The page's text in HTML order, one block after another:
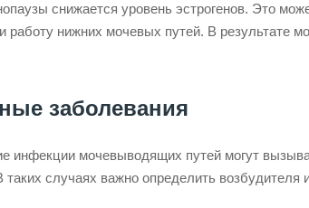
снижается уровень эстрогенов. Это
работу нижних мочевых путей. В результате
заболевания
инфекции мочевыводящих путей могут
случаях важно определить возбудителя